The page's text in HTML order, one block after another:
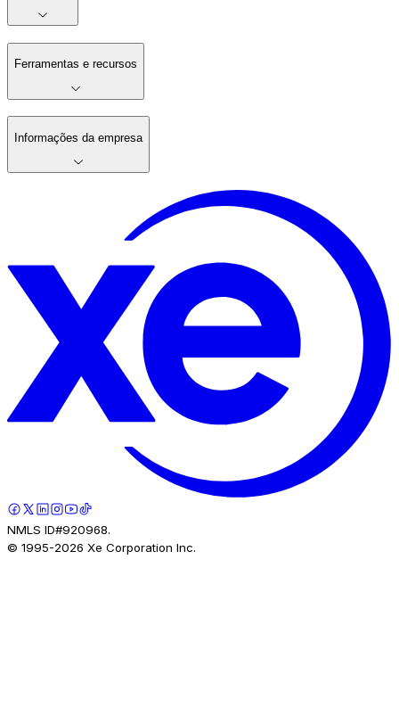
Ferramentas e recursos
Informações da empresa
NMLS ID#920968.
© 1995-2026 Xe Corporation Inc.